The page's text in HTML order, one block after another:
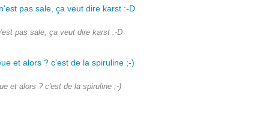
pas sale, ça veut dire karst :-D
et alors ? c'est de la spiruline ;-)